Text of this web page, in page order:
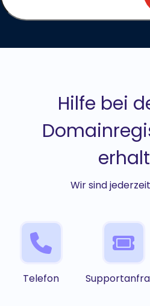
Hilfe bei
Wir sind
Telefon